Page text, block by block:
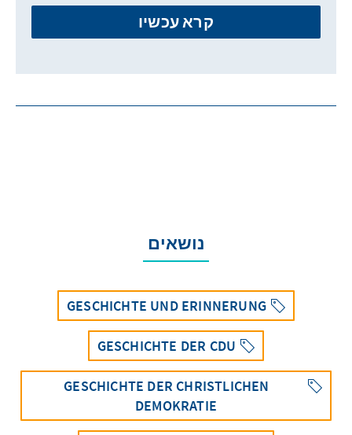
קרא עכשיו
נושאים
GESCHICHTE UND ERINNERUNG
GESCHICHTE DER CDU
GESCHICHTE DER CHRISTLICHEN
DEMOKRATIE